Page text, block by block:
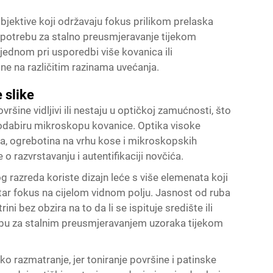
koji održavaju fokus prilikom prelaska
za stalno preusmjeravanje tijekom
pri usporedbi više kovanica ili
na različitim razinama uvećanja.
slike
vidljivi ili nestaju u optičkoj zamućnosti, što
mikroskopu kovanice. Optika visoke
ogrebotina na vrhu kose i mikroskopskih
razvrstavanju i autentifikaciji novčića.
koriste dizajn leće s više elemenata koji
fokus na cijelom vidnom polju. Jasnost od ruba
bez obzira na to da li se ispituje središte ili
za stalnim preusmjeravanjem uzoraka tijekom
razmatranje, jer toniranje površine i patinske